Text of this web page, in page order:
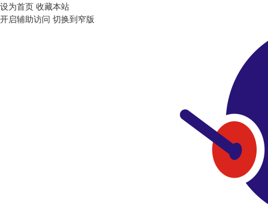
设为首页 收藏本站
开启辅助访问 切换到窄版